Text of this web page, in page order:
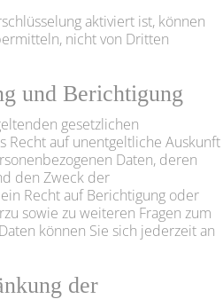
aktiviert ist, können
nicht von Dritten
und Berichtigung
gesetzlichen
Recht auf unentgeltliche Auskunft
Daten, deren
den Zweck der
Recht auf Berichtigung oder
sowie zu weiteren Fragen zum
können Sie sich jederzeit an
der